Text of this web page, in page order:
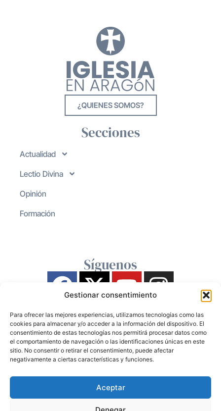
Gestionar consentimiento
Para ofrecer las mejores experiencias, utilizamos tecnologías como las
cookies para almacenar y/o acceder a la información del dispositivo. El
consentimiento de estas tecnologías nos permitirá procesar datos como
el comportamiento de navegación o las identificaciones únicas en este
sitio. No consentir o retirar el consentimiento, puede afectar
negativamente a ciertas características y funciones.
Aceptar
¿QUIENES SOMOS?
Secciones
Actualidad
Lectio Divina
Opinión
Formación
Síguenos